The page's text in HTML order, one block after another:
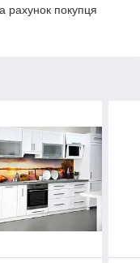
рахунок покупця